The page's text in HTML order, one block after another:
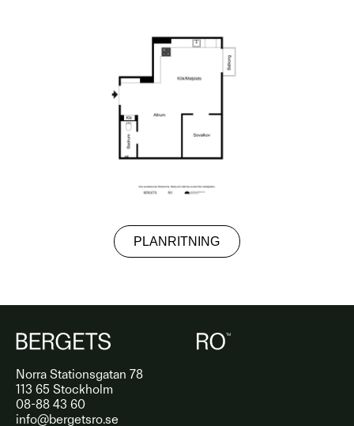
PLANRITNING
Norra Stationsgatan 78
113 65 Stockholm
08-88 43 60
info@bergetsro.se